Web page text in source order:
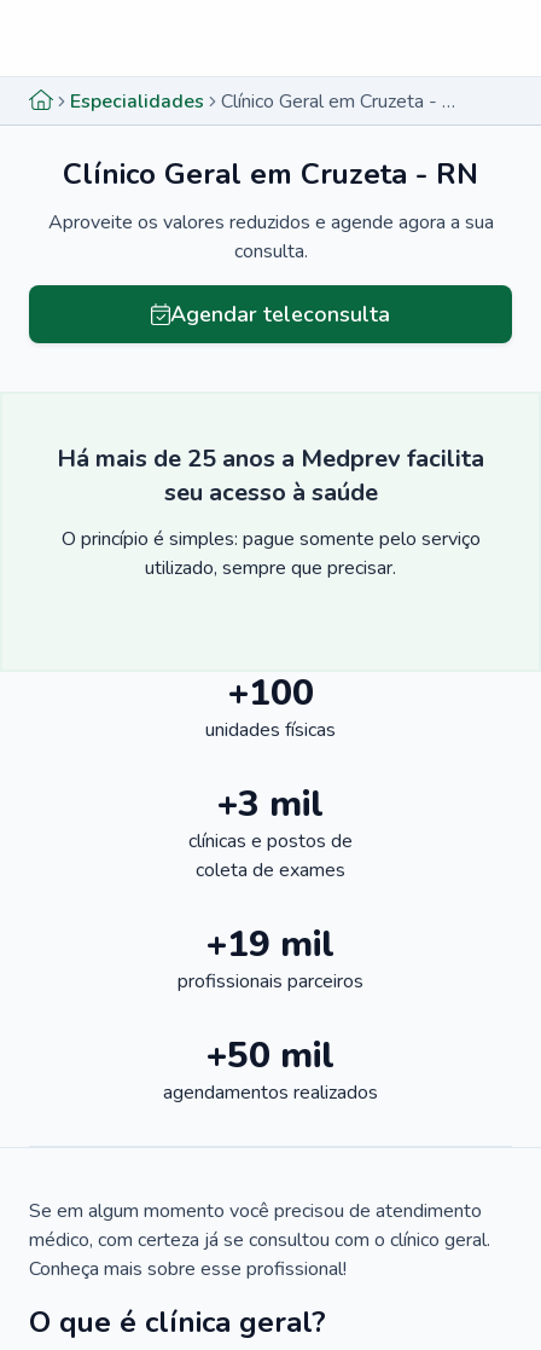
Especialidades Clínico Geral em Cruzeta - RN
Clínico Geral em Cruzeta - RN
Aproveite os valores reduzidos e agende agora a sua
consulta.
Agendar teleconsulta
Há mais de 25 anos a Medprev facilita
seu acesso à saúde
O princípio é simples: pague somente pelo serviço
utilizado, sempre que precisar.
+100
unidades físicas
+3 mil
clínicas e postos de
coleta de exames
+19 mil
profissionais parceiros
+50 mil
agendamentos realizados
Se em algum momento você precisou de atendimento
médico, com certeza já se consultou com o clínico geral.
Conheça mais sobre esse profissional!
O que é clínica geral?